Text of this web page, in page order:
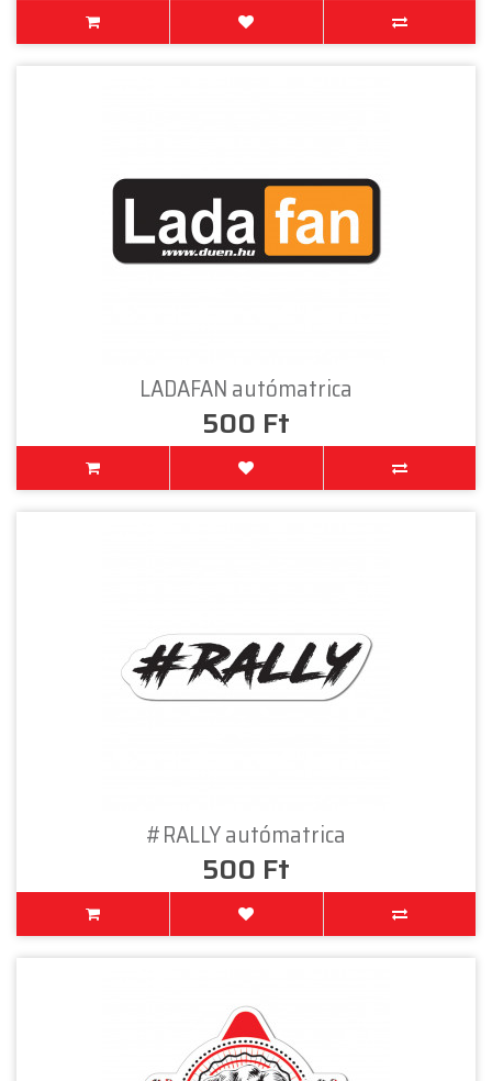
LADAFAN autómatrica
500 Ft
#RALLY autómatrica
500 Ft